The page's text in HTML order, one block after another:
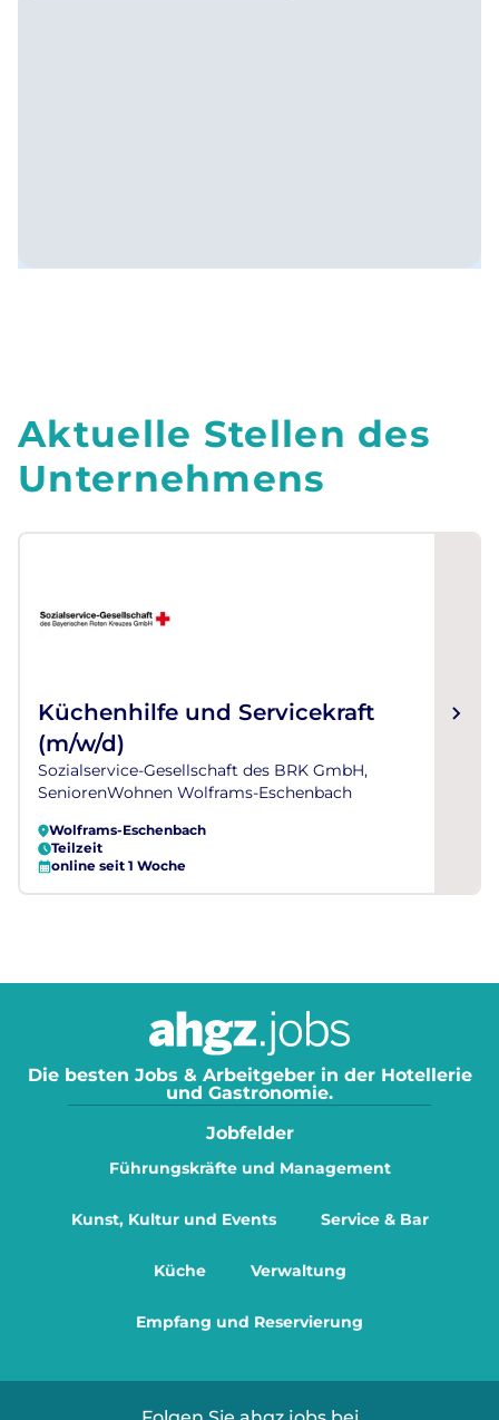
Aktuelle Stellen des
Unternehmens
Küchenhilfe und Servicekraft
(m/w/d)
Sozialservice-Gesellschaft des BRK GmbH,
SeniorenWohnen Wolframs-Eschenbach
Wolframs-Eschenbach
Teilzeit
online seit 1 Woche
Die besten Jobs & Arbeitgeber in der Hotellerie
und Gastronomie.
Jobfelder
Führungskräfte und Management
Kunst, Kultur und Events Service & Bar
Küche Verwaltung
Empfang und Reservierung